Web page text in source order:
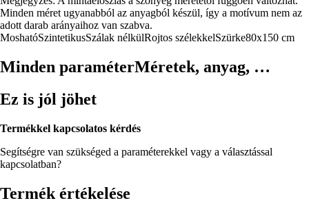
Minden méret ugyanabból az anyagból készül, így a motívum nem az
adott darab arányaihoz van szabva.
MoshatóSzintetikusSzálak nélkülRojtos szélekkelSzürke80x150 cm
Minden paraméterMéretek, anyag, …
Ez is jól jöhet
Termékkel kapcsolatos kérdés
Segítségre van szükséged a paraméterekkel vagy a választással
kapcsolatban?
Termék értékelése